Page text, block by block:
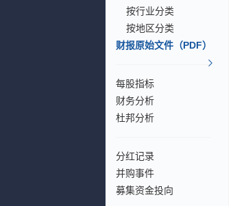
按行业分类
按地区分类
财报原始文件（PDF）
每股指标
财务分析
杜邦分析
分红记录
并购事件
募集资金投向